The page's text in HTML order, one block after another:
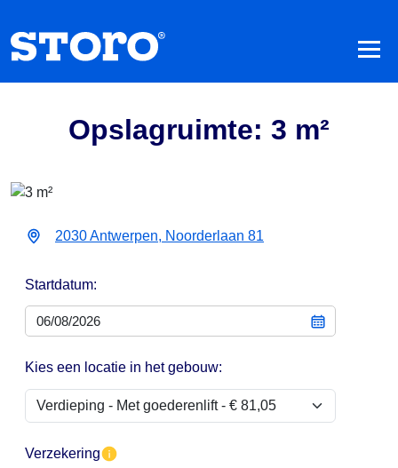
Opslagruimte: 3 m²
2030 Antwerpen, Noorderlaan 81
Startdatum:
Kies een locatie in het gebouw:
Verzekering